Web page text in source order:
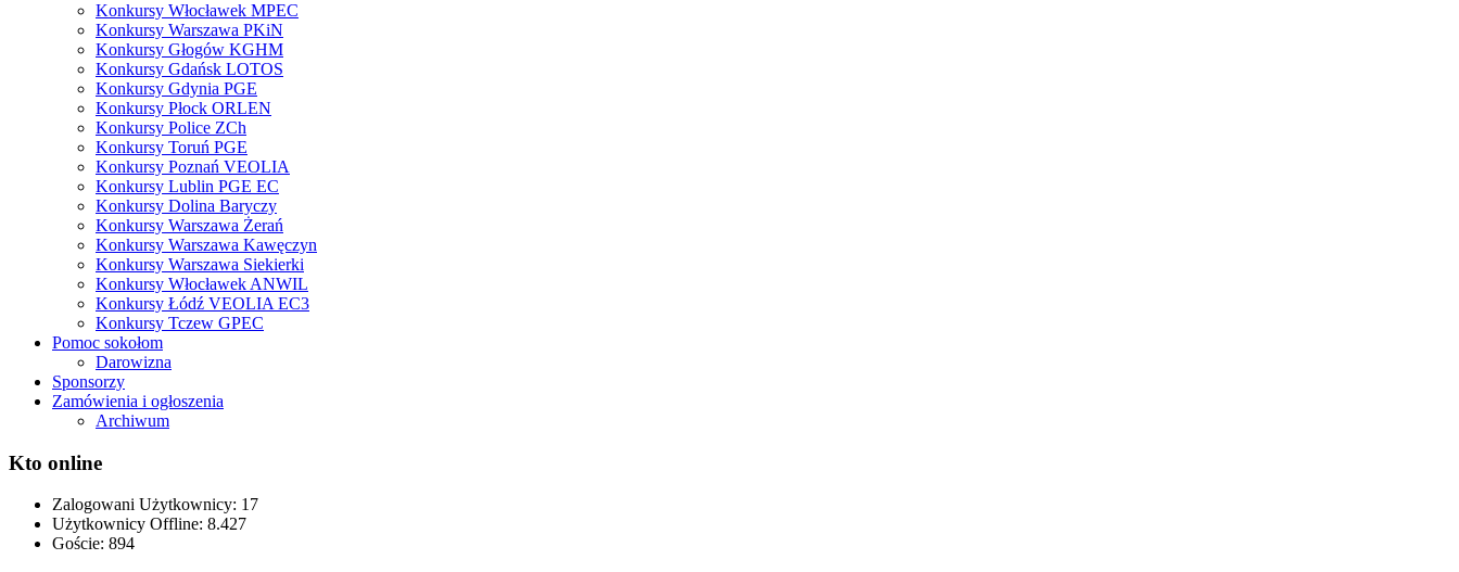
Konkursy Włocławek MPEC
Konkursy Warszawa PKiN
Konkursy Głogów KGHM
Konkursy Gdańsk LOTOS
Konkursy Gdynia PGE
Konkursy Płock ORLEN
Konkursy Police ZCh
Konkursy Toruń PGE
Konkursy Poznań VEOLIA
Konkursy Lublin PGE EC
Konkursy Dolina Baryczy
Konkursy Warszawa Żerań
Konkursy Warszawa Kawęczyn
Konkursy Warszawa Siekierki
Konkursy Włocławek ANWIL
Konkursy Łódź VEOLIA EC3
Konkursy Tczew GPEC
Pomoc sokołom
Darowizna
Sponsorzy
Zamówienia i ogłoszenia
Archiwum
Kto online
Zalogowani Użytkownicy: 17
Użytkownicy Offline: 8.427
Goście: 894